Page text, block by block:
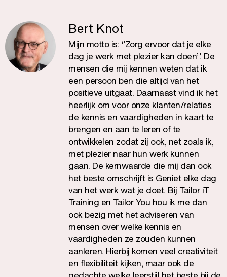
Bert Knot
Mijn motto is: ‘’Zorg ervoor dat je elke
dag je werk met plezier kan doen’’. De
mensen die mij kennen weten dat ik
een persoon ben die altijd van het
positieve uitgaat. Daarnaast vind ik het
heerlijk om voor onze klanten/relaties
de kennis en vaardigheden in kaart te
brengen en aan te leren of te
ontwikkelen zodat zij ook, net zoals ik,
met plezier naar hun werk kunnen
gaan. De kernwaarde die mij dan ook
het beste omschrijft is Geniet elke dag
van het werk wat je doet. Bij Tailor iT
Training en Tailor You hou ik me dan
ook bezig met het adviseren van
mensen over welke kennis en
vaardigheden ze zouden kunnen
aanleren. Hierbij komen veel creativiteit
en flexibiliteit kijken, maar ook de